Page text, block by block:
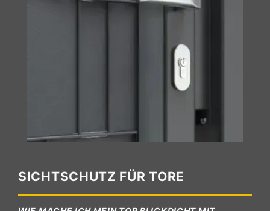
SICHTSCHUTZ FÜR TORE